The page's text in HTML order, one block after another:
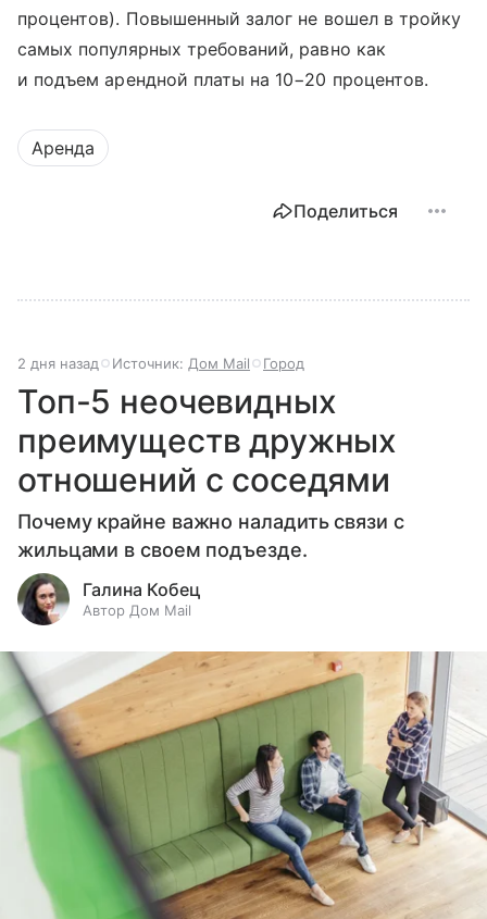
процентов). Повышенный залог не вошел в тройку
самых популярных требований, равно как
и подъем арендной платы на 10−20 процентов.
Аренда
Поделиться
2 дня назад Источник: Дом Mail Город
Топ-5 неочевидных
преимуществ дружных
отношений с соседями
Почему крайне важно наладить связи с
жильцами в своем подъезде.
Галина Кобец
Автор Дом Mail